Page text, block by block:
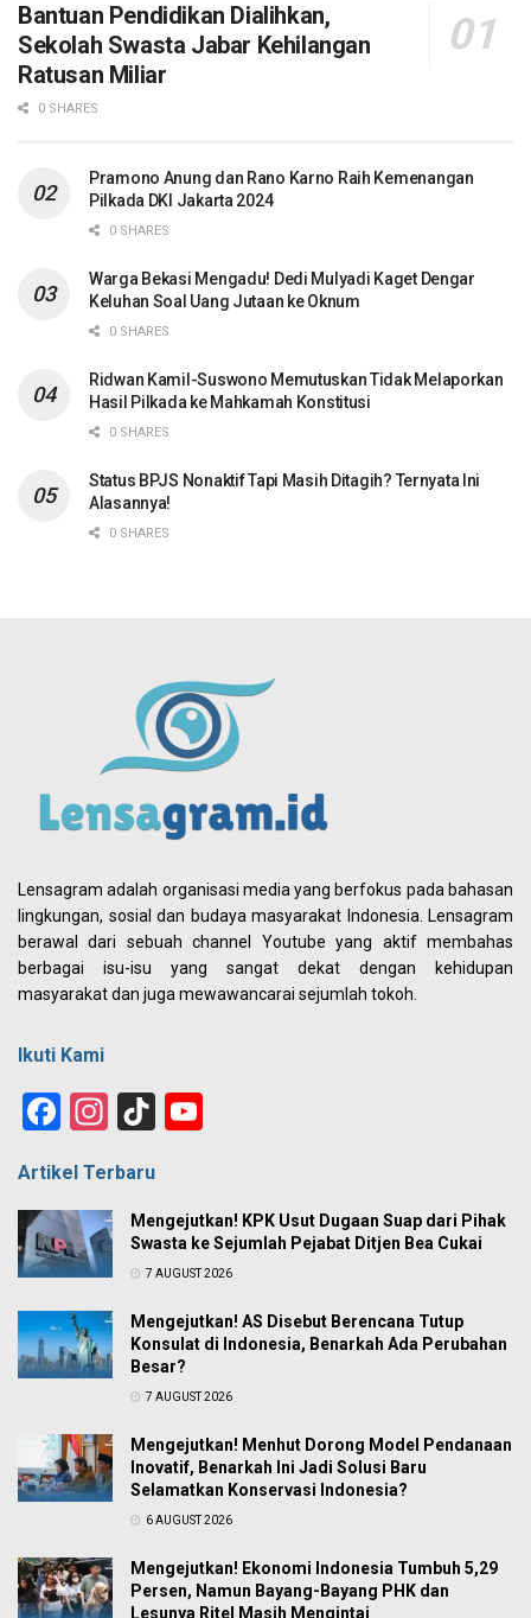
Bantuan Pendidikan Dialihkan,
Sekolah Swasta Jabar Kehilangan
Ratusan Miliar
0 SHARES
Pramono Anung dan Rano Karno Raih Kemenangan
Pilkada DKI Jakarta 2024
0 SHARES
Warga Bekasi Mengadu! Dedi Mulyadi Kaget Dengar
Keluhan Soal Uang Jutaan ke Oknum
0 SHARES
Ridwan Kamil-Suswono Memutuskan Tidak Melaporkan
Hasil Pilkada ke Mahkamah Konstitusi
0 SHARES
Status BPJS Nonaktif Tapi Masih Ditagih? Ternyata Ini
Alasannya!
0 SHARES
Lensagram adalah organisasi media yang berfokus pada bahasan
lingkungan, sosial dan budaya masyarakat Indonesia. Lensagram
berawal dari sebuah channel Youtube yang aktif membahas
berbagai isu-isu yang sangat dekat dengan kehidupan
masyarakat dan juga mewawancarai sejumlah tokoh.
Ikuti Kami
Facebook
Instagram
TikTok
Artikel Terbaru
Mengejutkan! KPK Usut Dugaan Suap dari Pihak
Swasta ke Sejumlah Pejabat Ditjen Bea Cukai
7 AUGUST 2026
Mengejutkan! AS Disebut Berencana Tutup
Konsulat di Indonesia, Benarkah Ada Perubahan
Besar?
7 AUGUST 2026
Mengejutkan! Menhut Dorong Model Pendanaan
Inovatif, Benarkah Ini Jadi Solusi Baru
Selamatkan Konservasi Indonesia?
6 AUGUST 2026
Mengejutkan! Ekonomi Indonesia Tumbuh 5,29
Persen, Namun Bayang-Bayang PHK dan
Lesunya Ritel Masih Mengintai